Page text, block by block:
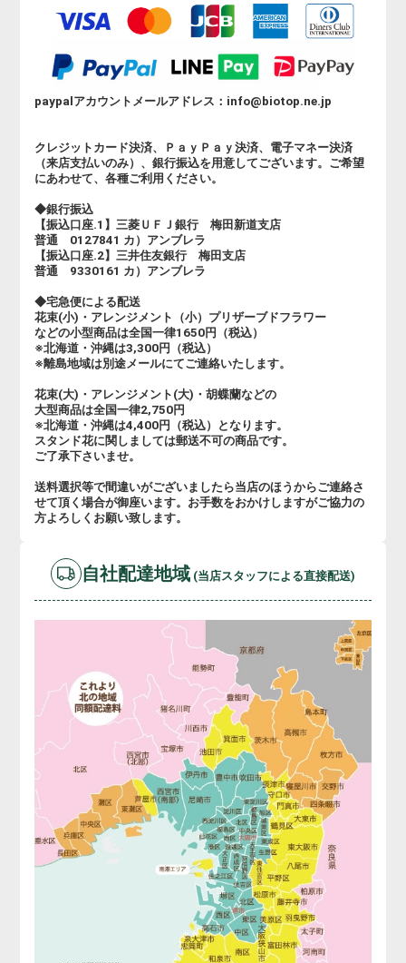
paypalアカウントメールアドレス：info@biotop.ne.jp
クレジットカード決済、ＰａｙＰａｙ決済、電子マネー決済
（来店支払いのみ）、銀行振込を用意してございます。ご希望
にあわせて、各種ご利用ください。
◆銀行振込
【振込口座.1】三菱ＵＦＪ銀行 梅田新道支店
普通 0127841 カ）アンブレラ
【振込口座.2】三井住友銀行 梅田支店
普通 9330161 カ）アンブレラ
◆宅急便による配送
花束(小)・アレンジメント（小）プリザーブドフラワー
などの小型商品は全国一律1650円（税込）
※北海道・沖縄は3,300円（税込）
※離島地域は別途メールにてご連絡いたします。
花束(大)・アレンジメント(大)・胡蝶蘭などの
大型商品は全国一律2,750円
※北海道・沖縄は4,400円（税込）となります。
スタンド花に関しましては郵送不可の商品です。
ご了承下さいませ。
送料選択等で間違いがございましたら当店のほうからご連絡さ
せて頂く場合が御座います。お手数をおかけしますがご協力の
方よろしくお願い致します。
自社配達地域 (当店スタッフによる直接配送)